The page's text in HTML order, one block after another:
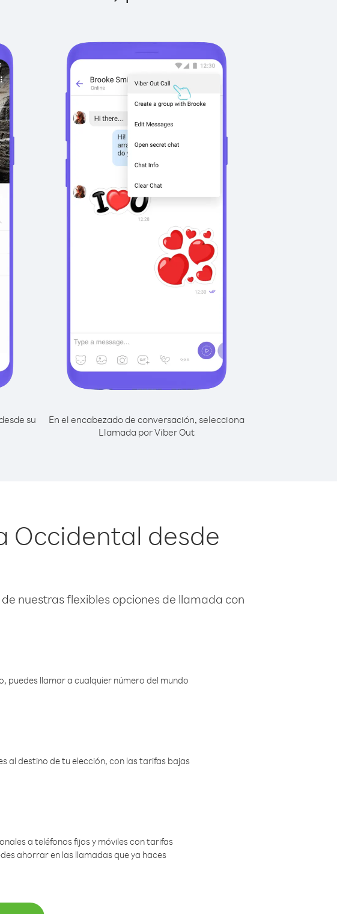
su
En el encabezado de conversación, selecciona
Llamada por Viber Out
Occidental desde
nuestras flexibles opciones de llamada con
puedes llamar a cualquier número del mundo
al destino de tu elección, con las tarifas bajas
a teléfonos fijos y móviles con tarifas
ahorrar en las llamadas que ya haces